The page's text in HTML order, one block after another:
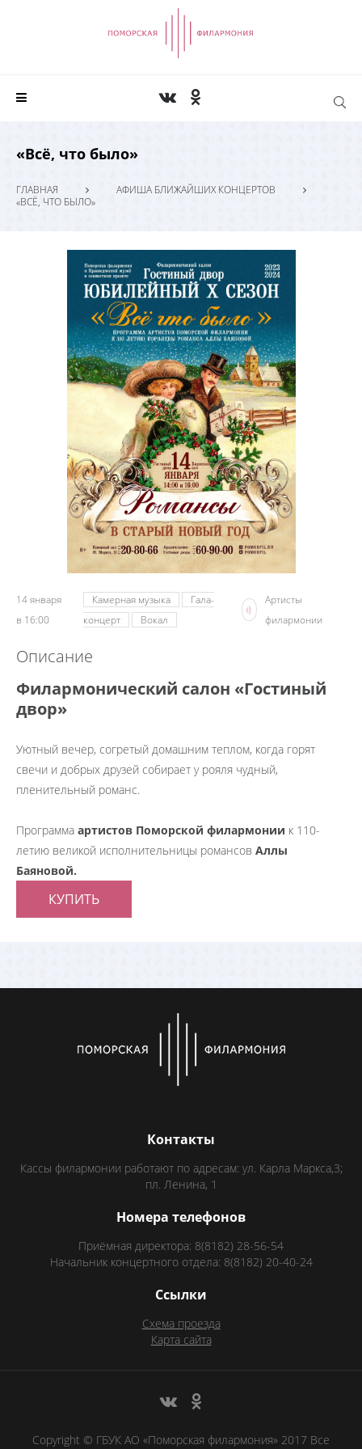
«Всё, что было»
ГЛАВНАЯ
АФИША БЛИЖАЙШИХ КОНЦЕРТОВ
«ВСЁ, ЧТО БЫЛО»
14 января
в 16:00
Камерная музыка
Гала-
концерт
Вокал
Артисты
филармонии
Описание
Филармонический салон «Гостиный
двор»
Уютный вечер, согретый домашним теплом, когда горят
свечи и добрых друзей собирает у рояля чудный,
пленительный романс.
Программа артистов Поморской филармонии к 110-
летию великой исполнительницы романсов Аллы
Баяновой.
КУПИТЬ
Контакты
Кассы филармонии работают по адресам: ул. Карла Маркса,3;
пл. Ленина, 1
Номера телефонов
Приёмная директора: 8(8182) 28-56-54
Начальник концертного отдела: 8(8182) 20-40-24
Ссылки
Схема проезда
Карта сайта
Copyright © ГБУК АО «Поморская филармония» 2017 Все